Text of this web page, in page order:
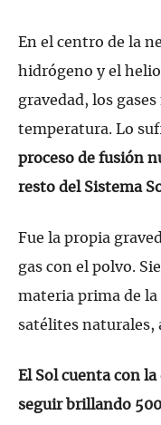
En el centro de la
hidrógeno y el
gravedad, los
temperatura. Lo
proceso de fusión
resto del Sistema
Fue la propia
gas con el polvo.
materia prima de
satélites naturales,
El Sol cuenta con
seguir brillando